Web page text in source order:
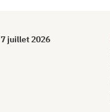
7 juillet 2026